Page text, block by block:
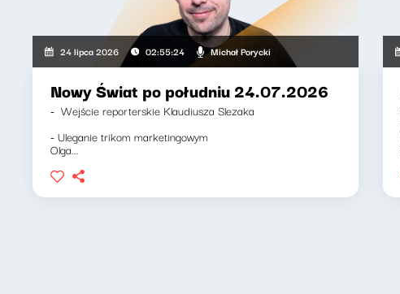
24 lipca 2026 02:55:24 Michał Porycki
Nowy Świat po południu 24.07.2026
- Wejście reporterskie Klaudiusza Slezaka
- Uleganie trikom marketingowym
Olga...